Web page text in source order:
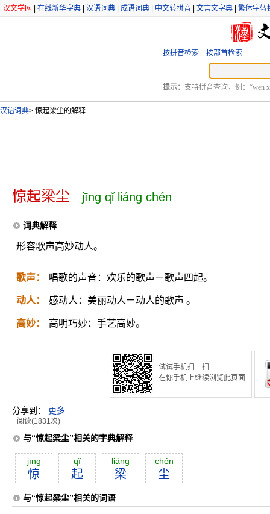
汉文学网 在线新华字典 汉语词典 成语词典 中文转拼音 文言文字典 繁体字转
按拼音检索 按部首检索
提示： 支持拼音查询，例：“wen
汉语词典> 惊起梁尘的解释
惊起梁尘 jīng qǐ liáng chén
词典解释
形容歌声高妙动人。
歌声： 唱歌的声音：欢乐的歌声ㄧ歌声四起。
动人： 感动人：美丽动人ㄧ动人的歌声 。
高妙： 高明巧妙：手艺高妙。
试试手机扫一扫
在你手机上继续浏览此页面
分享到： 更多
阅读(1831次)
与“惊起梁尘”相关的字典解释
jīng
惊
qĭ
起
liáng
梁
chén
尘
与“惊起梁尘”相关的词语